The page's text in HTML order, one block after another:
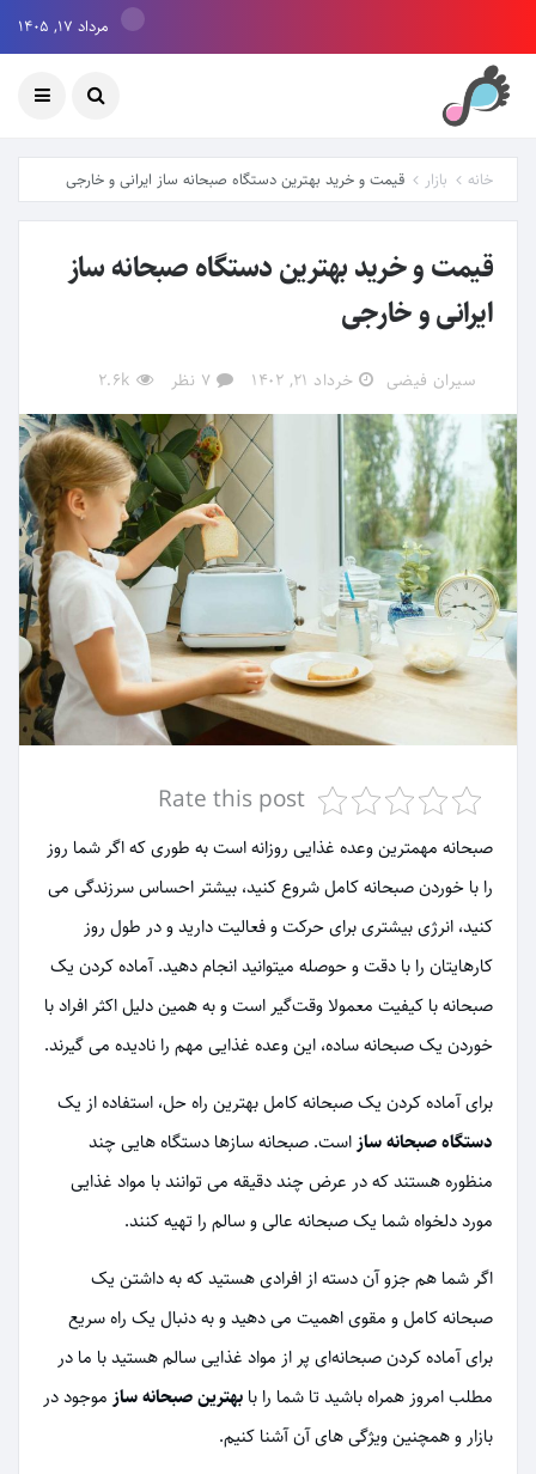
مرداد ۱۷, ۱۴۰۵
خانه بازار قیمت و خرید بهترین دستگاه صبحانه ساز ایرانی و خارجی
قیمت و خرید بهترین دستگاه صبحانه ساز
ایرانی و خارجی
سیران فیضی خرداد ۲۱, ۱۴۰۲ 7 نظر 2.6k
Rate this post
صبحانه مهمترین وعده غذایی روزانه است به طوری که اگر شما روز
را با خوردن صبحانه کامل شروع کنید، بیشتر احساس سرزندگی می
کنید، انرژی بیشتری برای حرکت و فعالیت دارید و در طول روز
کارهایتان را با دقت و حوصله میتوانید انجام دهید. آماده کردن یک
صبحانه با کیفیت معمولا وقت‌گیر است و به همین دلیل اکثر افراد با
خوردن یک صبحانه ساده، این وعده غذایی مهم را نادیده می گیرند.
برای آماده کردن یک صبحانه کامل بهترین راه حل، استفاده از یک
دستگاه صبحانه ساز است. صبحانه سازها دستگاه هایی چند
منظوره هستند که در عرض چند دقیقه می توانند با مواد غذایی
مورد دلخواه شما یک صبحانه عالی و سالم را تهیه کنند.
اگر شما هم جزو آن دسته از افرادی هستید که به داشتن یک
صبحانه کامل و مقوی اهمیت می دهید و به دنبال یک راه سریع
برای آماده کردن صبحانه‌ای پر از مواد غذایی سالم هستید با ما در
مطلب امروز همراه باشید تا شما را با بهترین صبحانه ساز موجود در
بازار و همچنین ویژگی های آن آشنا کنیم.